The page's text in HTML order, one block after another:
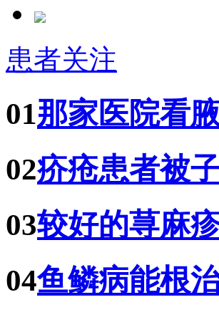
患者关注
01那家医院看
02疥疮患者被
03较好的荨麻
04鱼鳞病能根